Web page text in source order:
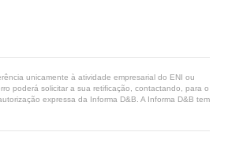
unicamente à atividade empresarial do ENI ou
poderá solicitar a sua retificação, contactando, para o
expressa da Informa D&B. A Informa D&B tem